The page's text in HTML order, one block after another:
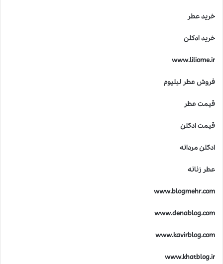
خرید عطر
خرید ادکلن
www.liliome.ir
فروش عطر لیلیوم
قیمت عطر
قیمت ادکلن
ادکلن مردانه
عطر زنانه
www.blogmehr.com
www.denablog.com
www.kavirblog.com
www.khatblog.ir